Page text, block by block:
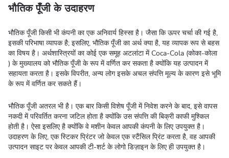
भौतिक पूँजी के उदाहरण
भौतिक पूँजी किसी भी कंपनी का एक अनिवार्य हिस्सा है। जैसा कि ऊपर चर्चा की गई है,
इसकी परिभाषा व्यापक है; इसलिए, भौतिक पूँजी का अर्थ क्या है, यह व्यापक रूप से बहस
का विषय है। अर्थशास्त्रियों का कोई एक समूह अटलांटा में Coca-Cola (कोका-कोला
) के मुख्यालय को भौतिक पूँजी के रूप में वर्णित कर सकता है क्योंकि यह उत्पादन में
सहायता करता है। इसके विपरीत, अन्य लोग इसके अचल संपत्ति मूल्य के कारण इसे भूमि
के रूप में वर्णित कर सकते हैं।
भौतिक पूँजी अतरल भी है। एक बार किसी विशेष पूँजी में निवेश करने के बाद, इसे वापस
नकदी में परिवर्तित करना जटिल होता है क्योंकि उस संपत्ति की बिक्री काफी मुश्किल
होती है। ऐसा इसलिए है क्योंकि वे मशीन केवल आपकी कंपनी के लिए उपयुक्त है।
उदाहरण के लिए, एक स्टिकर प्रिंटर जो केवल एक स्टैंसिल प्रिंट करता है, वह आपकी
उत्पादन साइट पर केवल आपकी टी-शर्ट के लोगो डिज़ाइन के लिए ही उपयुक्त है।